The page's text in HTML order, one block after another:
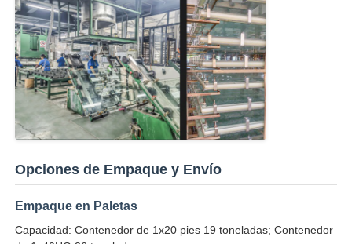
Opciones de Empaque y Envío
Empaque en Paletas
Capacidad: Contenedor de 1x20 pies 19 toneladas; Contenedor